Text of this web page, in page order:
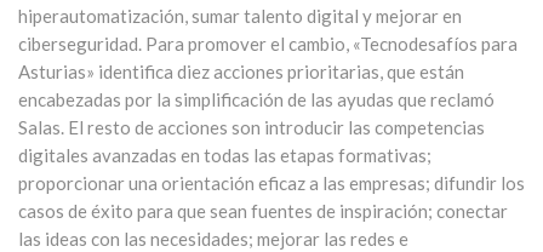
hiperautomatización, sumar talento digital y mejorar en
ciberseguridad. Para promover el cambio, «Tecnodesafíos para
Asturias» identifica diez acciones prioritarias, que están
encabezadas por la simplificación de las ayudas que reclamó
Salas. El resto de acciones son introducir las competencias
digitales avanzadas en todas las etapas formativas;
proporcionar una orientación eficaz a las empresas; difundir los
casos de éxito para que sean fuentes de inspiración; conectar
las ideas con las necesidades; mejorar las redes e